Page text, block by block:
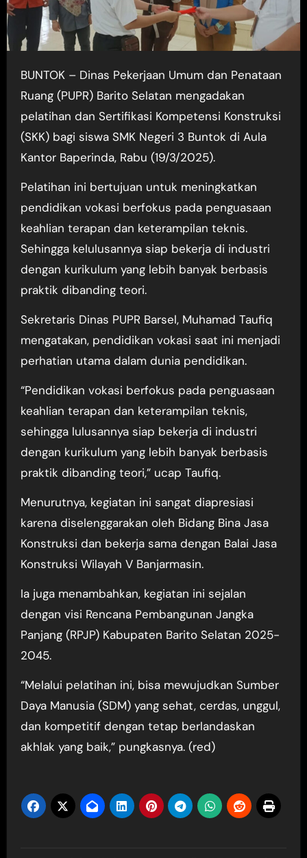
BUNTOK – Dinas Pekerjaan Umum dan Penataan
Ruang (PUPR) Barito Selatan mengadakan
pelatihan dan Sertifikasi Kompetensi Konstruksi
(SKK) bagi siswa SMK Negeri 3 Buntok di Aula
Kantor Baperinda, Rabu (19/3/2025).
Pelatihan ini bertujuan untuk meningkatkan
pendidikan vokasi berfokus pada penguasaan
keahlian terapan dan keterampilan teknis.
Sehingga kelulusannya siap bekerja di industri
dengan kurikulum yang lebih banyak berbasis
praktik dibanding teori.
Sekretaris Dinas PUPR Barsel, Muhamad Taufiq
mengatakan, pendidikan vokasi saat ini menjadi
perhatian utama dalam dunia pendidikan.
“Pendidikan vokasi berfokus pada penguasaan
keahlian terapan dan keterampilan teknis,
sehingga lulusannya siap bekerja di industri
dengan kurikulum yang lebih banyak berbasis
praktik dibanding teori,” ucap Taufiq.
Menurutnya, kegiatan ini sangat diapresiasi
karena diselenggarakan oleh Bidang Bina Jasa
Konstruksi dan bekerja sama dengan Balai Jasa
Konstruksi Wilayah V Banjarmasin.
Ia juga menambahkan, kegiatan ini sejalan
dengan visi Rencana Pembangunan Jangka
Panjang (RPJP) Kabupaten Barito Selatan 2025-
2045.
“Melalui pelatihan ini, bisa mewujudkan Sumber
Daya Manusia (SDM) yang sehat, cerdas, unggul,
dan kompetitif dengan tetap berlandaskan
akhlak yang baik,” pungkasnya. (red)